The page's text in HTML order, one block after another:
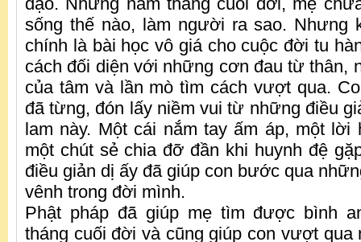
sống thế nào, làm người ra sao. Nhưng
chính là bài học vô giá cho cuộc đời tu
cách đối diện với những cơn đau từ thân,
của tâm và lần mò tìm cách vượt qua.
đã từng, đón lấy niềm vui từ những điều
lam này. Một cái nắm tay ấm áp, một lời
một chút sẻ chia đỡ đần khi huynh đệ
điều giản dị ấy đã giúp con bước qua
vênh trong đời mình.
Phật pháp đã giúp mẹ tìm được bình
tháng cuối đời và cũng giúp con vượt qua